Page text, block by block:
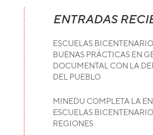
ENTRADAS
ESCUELAS
BUENAS PRÁCTICAS EN
DOCUMENTAL CON LA
DEL PUEBLO
MINEDU COMPLETA LA
ESCUELAS
REGIONES